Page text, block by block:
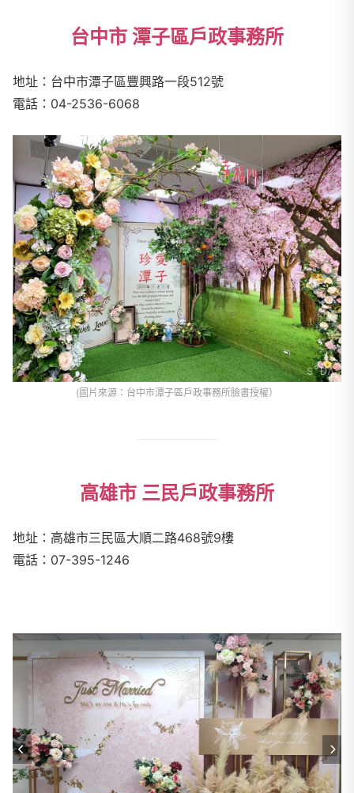
台中市 潭子區戶政事務所
地址：台中市潭子區豐興路一段512號
電話： 04-2536-6068
(圖片來源：台中市潭子區戶政事務所臉書授權）
高雄市 三民戶政事務所
地址：高雄市三民區大順二路468號9樓
電話： 07-395-1246